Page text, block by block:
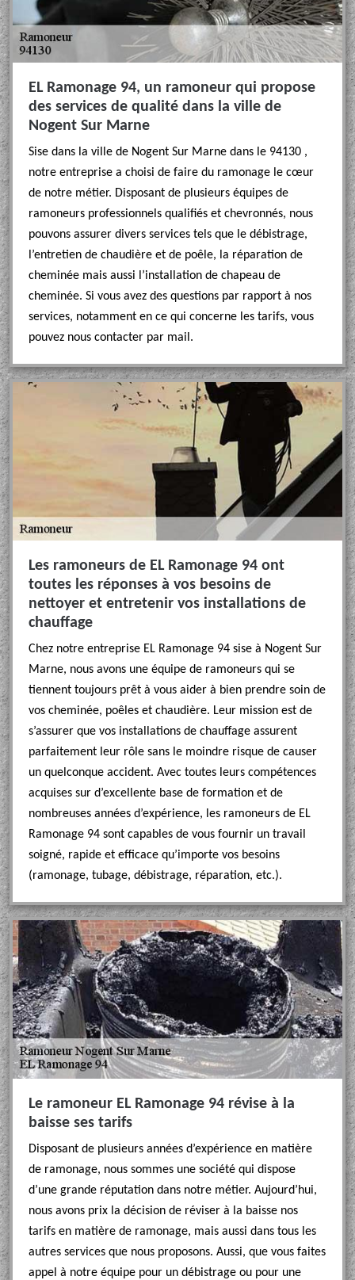
EL Ramonage 94, un ramoneur qui propose
des services de qualité dans la ville de
Nogent Sur Marne
Sise dans la ville de Nogent Sur Marne dans le 94130 ,
notre entreprise a choisi de faire du ramonage le cœur
de notre métier. Disposant de plusieurs équipes de
ramoneurs professionnels qualifiés et chevronnés, nous
pouvons assurer divers services tels que le débistrage,
l’entretien de chaudière et de poêle, la réparation de
cheminée mais aussi l’installation de chapeau de
cheminée. Si vous avez des questions par rapport à nos
services, notamment en ce qui concerne les tarifs, vous
pouvez nous contacter par mail.
Les ramoneurs de EL Ramonage 94 ont
toutes les réponses à vos besoins de
nettoyer et entretenir vos installations de
chauffage
Chez notre entreprise EL Ramonage 94 sise à Nogent Sur
Marne, nous avons une équipe de ramoneurs qui se
tiennent toujours prêt à vous aider à bien prendre soin de
vos cheminée, poêles et chaudière. Leur mission est de
s’assurer que vos installations de chauffage assurent
parfaitement leur rôle sans le moindre risque de causer
un quelconque accident. Avec toutes leurs compétences
acquises sur d’excellente base de formation et de
nombreuses années d’expérience, les ramoneurs de EL
Ramonage 94 sont capables de vous fournir un travail
soigné, rapide et efficace qu’importe vos besoins
(ramonage, tubage, débistrage, réparation, etc.).
Le ramoneur EL Ramonage 94 révise à la
baisse ses tarifs
Disposant de plusieurs années d’expérience en matière
de ramonage, nous sommes une société qui dispose
d’une grande réputation dans notre métier. Aujourd’hui,
nous avons prix la décision de réviser à la baisse nos
tarifs en matière de ramonage, mais aussi dans tous les
autres services que nous proposons. Aussi, que vous faites
appel à notre équipe pour un débistrage ou pour une